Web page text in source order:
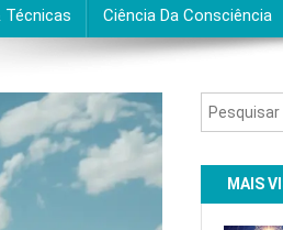
Técnicas Ciência Da Consciência
MAIS